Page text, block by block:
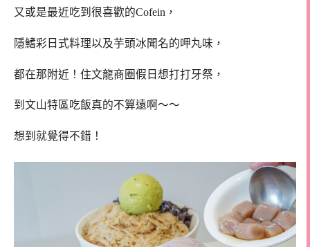
又或是最近吃到很喜歡的Cofein，
隱鰭彩日式料理以及芋頭冰聞名的呷丸味，
都在那附近！住文龍商圈假日想打打牙祭，
到文山特區吃飯真的不算遠啊～～
想到就覺得不錯！